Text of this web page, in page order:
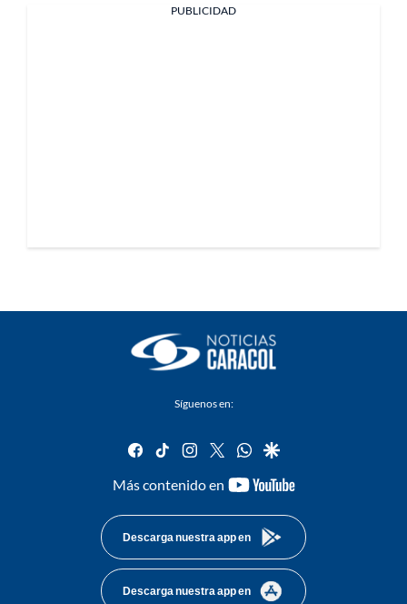
PUBLICIDAD
Síguenos en:
facebook
tiktok instagram
twitterwhatsapp
google
Más contenido en
youtube-
Descarga nuestra app en
Descarga nuestra app en